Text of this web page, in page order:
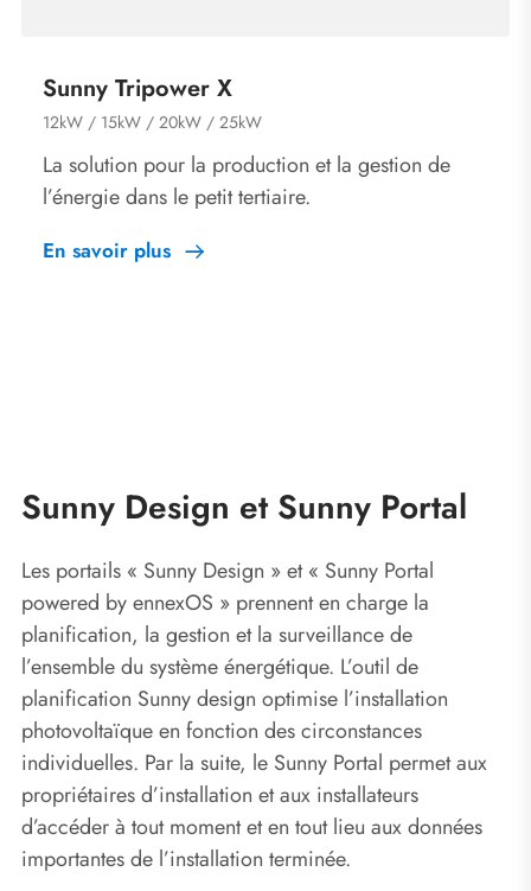
Sunny Tripower X
12kW / 15kW / 20kW / 25kW
La solution pour la production et la gestion de
l’énergie dans le petit tertiaire.
En savoir plus
Sunny Design et Sunny Portal
Les portails « Sunny Design » et « Sunny Portal
powered by ennexOS » prennent en charge la
planification, la gestion et la surveillance de
l’ensemble du système énergétique. L’outil de
planification Sunny design optimise l’installation
photovoltaïque en fonction des circonstances
individuelles. Par la suite, le Sunny Portal permet aux
propriétaires d’installation et aux installateurs
d’accéder à tout moment et en tout lieu aux données
importantes de l’installation terminée.